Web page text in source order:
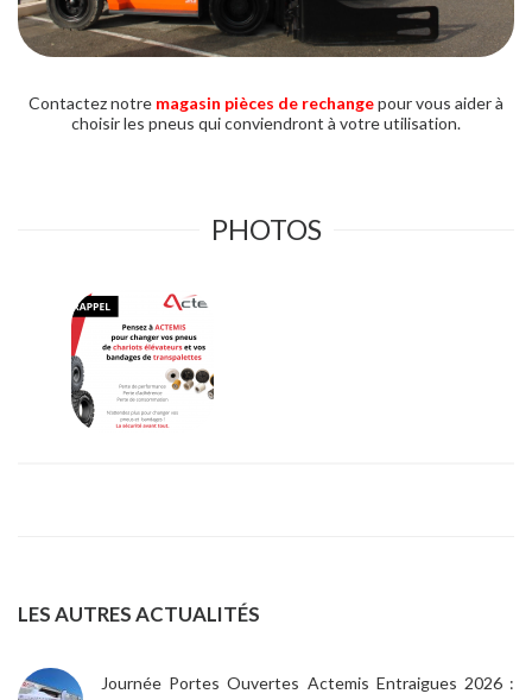
Contactez notre magasin pièces de rechangepour vous aider à
choisir les pneus qui conviendront à votre utilisation.
PHOTOS
LES AUTRES ACTUALITÉS
Journée Portes Ouvertes Actemis Entraigues 2026 :